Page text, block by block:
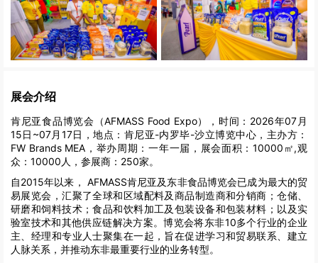
展会介绍
肯尼亚食品博览会（AFMASS Food Expo），时间：2026年07月
15日~07月17日，地点：肯尼亚-内罗毕-沙立博览中心，主办方：
FW Brands MEA，举办周期：一年一届，展会面积：10000㎡,观
众：10000人，参展商：250家。
自2015年以来， AFMASS肯尼亚及东非食品博览会已成为最大的贸
易展览会，汇聚了全球和区域配料及商品制造商和分销商；仓储、
研磨和饲料技术；食品和饮料加工及包装设备和包装材料；以及实
验室技术和其他供应链解决方案。博览会将东非10多个行业的企业
主、经理和专业人士聚集在一起，旨在促进学习和贸易联系、建立
人脉关系，并推动东非最重要行业的业务转型。